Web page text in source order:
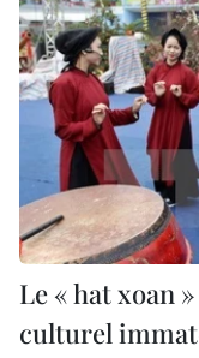
Le « hat xoan
culturel